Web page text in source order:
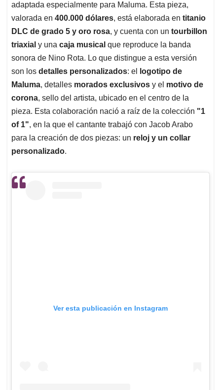
adaptada especialmente para Maluma. Esta pieza,
valorada en 400.000 dólares, está elaborada en titanio
DLC de grado 5 y oro rosa, y cuenta con un tourbillon
triaxial y una caja musical que reproduce la banda
sonora de Nino Rota. Lo que distingue a esta versión
son los detalles personalizados: el
logotipo de
Maluma, detalles morados exclusivos y el motivo de
corona, sello del artista, ubicado en el centro de la
pieza. Esta colaboración nació a raíz de la colección "1
of 1", en la que el cantante trabajó con Jacob Arabo
para la creación de dos piezas: un reloj y un collar
personalizado.
Ver esta publicación en Instagram